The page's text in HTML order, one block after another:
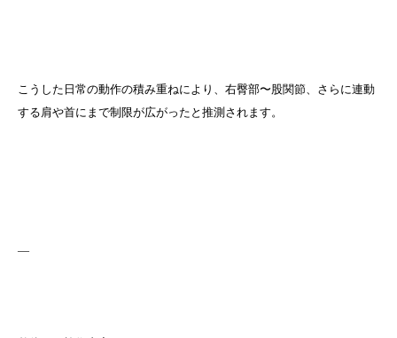
こうした日常の動作の積み重ねにより、右臀部〜股関節、さらに連動
する肩や首にまで制限が広がったと推測されます。
—